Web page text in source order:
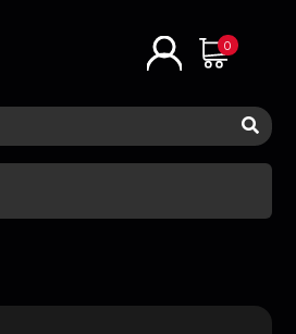
0